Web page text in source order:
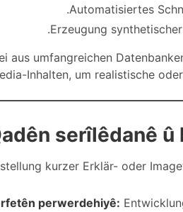
Automatisiertes
Erzeugung
aus umfangreichen
Inhalten, um realistische
serîlêdanê
kurzer Erklär- oder
perwerdehiyê: